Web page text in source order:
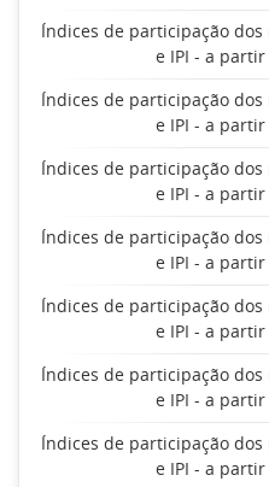
Índices de participação dos
e IPI - a
Índices de participação dos
e IPI - a
Índices de participação dos
e IPI - a
Índices de participação dos
e IPI - a
Índices de participação dos
e IPI - a
Índices de participação dos
e IPI - a
Índices de participação dos
e IPI - a